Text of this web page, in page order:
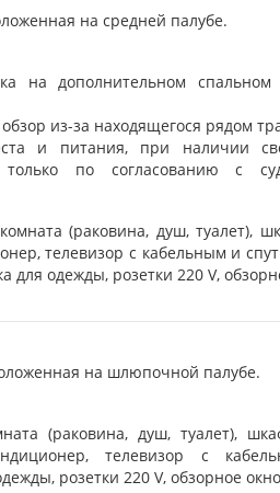
на средней палубе.
на дополнительном
из-за находящегося рядом
и питания, при наличии
только по согласованию с
(раковина, душ, туалет),
телевизор с кабельным и
для одежды, розетки 220 V,
на шлюпочной палубе.
(раковина, душ, туалет),
телевизор с
розетки 220 V, обзорное